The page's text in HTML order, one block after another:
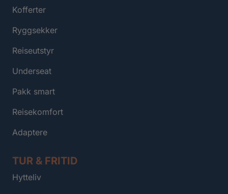
Kofferter
Ryggsekker
Reiseutstyr
Underseat
Pakk smart
Reisekomfort
Adaptere
TUR & FRITID
Hytteliv